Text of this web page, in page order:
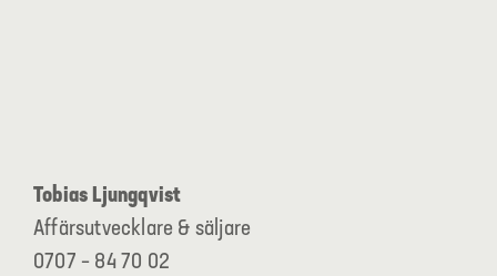
Tobias Ljungqvist
Affärsutvecklare & säljare
0707 – 84 70 02